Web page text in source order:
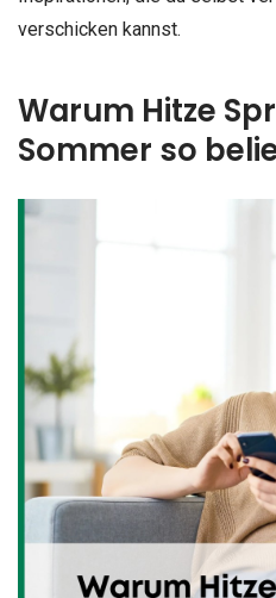
verschicken kannst.
Warum Hitze
Sommer so